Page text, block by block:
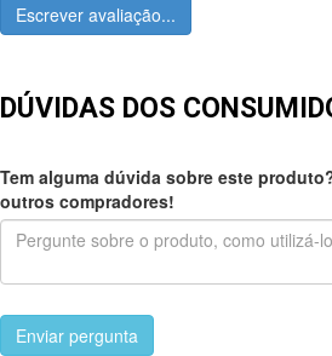
Escrever avaliação...
DÚVIDAS DOS
Tem alguma dúvida sobre este
outros compradores!
Enviar pergunta